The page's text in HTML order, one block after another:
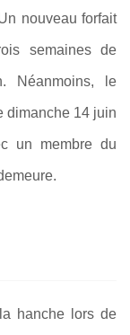
nouveau forfait
semaines de
Néanmoins, le
dimanche 14 juin
un membre du
hanche lors de